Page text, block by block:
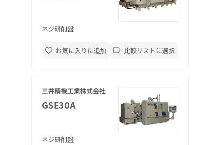
ネジ研削盤
お気に入りに追加 比較リストに選択
三井精機工業株式会社
GSE30A
ネジ研削盤